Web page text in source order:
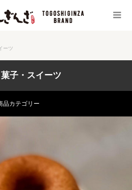
ーツ
子・スイーツ
品カテゴリー